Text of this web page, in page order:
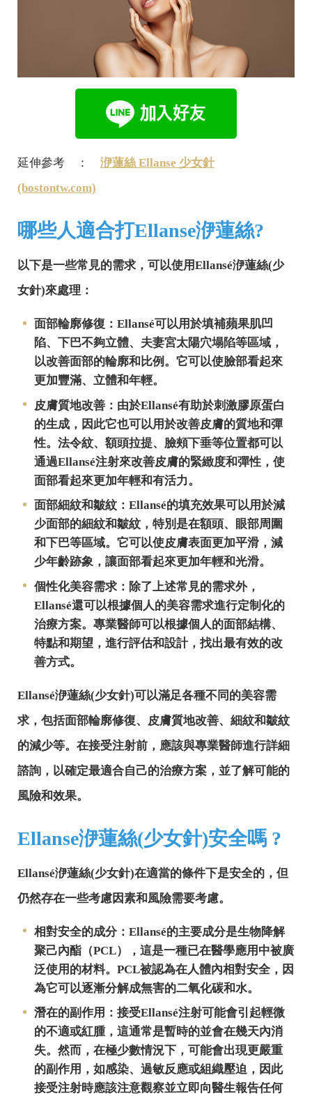
延伸參考 ： 洢蓮絲 Ellanse 少女針
(bostontw.com)
哪些人適合打Ellanse洢蓮絲?
以下是一些常見的需求，可以使用Ellansé洢蓮絲(少
女針)來處理：
面部輪廓修復：Ellansé可以用於填補蘋果肌凹
陷、下巴不夠立體、夫妻宮太陽穴塌陷等區域，
以改善面部的輪廓和比例。它可以使臉部看起來
更加豐滿、立體和年輕。
皮膚質地改善：由於Ellansé有助於刺激膠原蛋白
的生成，因此它也可以用於改善皮膚的質地和彈
性。法令紋、額頭拉提、臉頰下垂等位置都可以
通過Ellansé注射來改善皮膚的緊緻度和彈性，使
面部看起來更加年輕和有活力。
面部細紋和皺紋：Ellansé的填充效果可以用於減
少面部的細紋和皺紋，特別是在額頭、眼部周圍
和下巴等區域。它可以使皮膚表面更加平滑，減
少年齡跡象，讓面部看起來更加年輕和光滑。
個性化美容需求：除了上述常見的需求外，
Ellansé還可以根據個人的美容需求進行定制化的
治療方案。專業醫師可以根據個人的面部結構、
特點和期望，進行評估和設計，找出最有效的改
善方式。
Ellansé洢蓮絲(少女針)可以滿足各種不同的美容需
求，包括面部輪廓修復、皮膚質地改善、細紋和皺紋
的減少等。在接受注射前，應該與專業醫師進行詳細
諮詢，以確定最適合自己的治療方案，並了解可能的
風險和效果。
Ellanse洢蓮絲(少女針)安全嗎 ?
Ellansé洢蓮絲(少女針)在適當的條件下是安全的，但
仍然存在一些考慮因素和風險需要考慮。
相對安全的成分：Ellansé的主要成分是生物降解
聚己內酯（PCL），這是一種已在醫學應用中被廣
泛使用的材料。PCL被認為在人體內相對安全，因
為它可以逐漸分解成無害的二氧化碳和水。
潛在的副作用：接受Ellansé注射可能會引起輕微
的不適或紅腫，這通常是暫時的並會在幾天內消
失。然而，在極少數情況下，可能會出現更嚴重
的副作用，如感染、過敏反應或組織壓迫，因此
接受注射時應該注意觀察並立即向醫生報告任何